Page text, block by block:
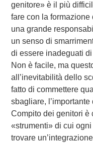
genitore» è il più
fare con la formazione
una grande
un senso di
di essere inadeguati
Non è facile, ma
all’inevitabilità dello
fatto di commettere
sbagliare,
Compito dei genitori è
«strumenti» di cui
trovare